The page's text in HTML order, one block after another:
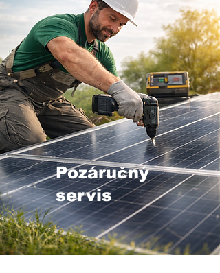
Pozáručný
servis